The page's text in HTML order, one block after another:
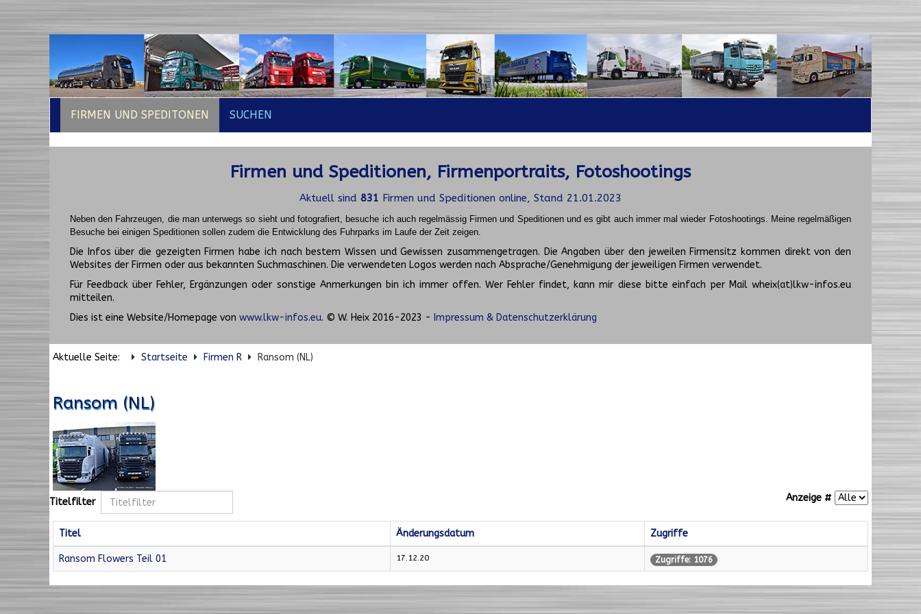
FIRMEN UND SPEDITONEN SUCHEN
Firmen und Speditionen, Firmenportraits, Fotoshootings
Aktuell sind 831 Firmen und Speditionen online, Stand 21.01.2023
Neben den Fahrzeugen, die man unterwegs so sieht und fotografiert, besuche ich auch regelmässig Firmen und Speditionen und es gibt auch immer mal wieder Fotoshootings. Meine regelmäßigen
Besuche bei einigen Speditionen sollen zudem die Entwicklung des Fuhrparks im Laufe der Zeit zeigen.
Die Infos über die gezeigten Firmen habe ich nach bestem Wissen und Gewissen zusammengetragen. Die Angaben über den jeweilen Firmensitz kommen direkt von den
Websites der Firmen oder aus bekannten Suchmaschinen. Die verwendeten Logos werden nach Absprache/Genehmigung der jeweiligen Firmen verwendet.
Für Feedback über Fehler, Ergänzungen oder sonstige Anmerkungen bin ich immer offen. Wer Fehler findet, kann mir diese bitte einfach per Mail wheix(at)lkw-infos.eu
mitteilen.
Dies ist eine Website/Homepage von www.lkw-infos.eu. © W. Heix 2016-2023 - Impressum & Datenschutzerklärung
Aktuelle Seite: Startseite Firmen R Ransom (NL)
Ransom (NL)
Titelfilter Anzeige #
Titel Änderungsdatum Zugriffe
Ransom Flowers Teil 01 17.12.20 Zugriffe: 1076